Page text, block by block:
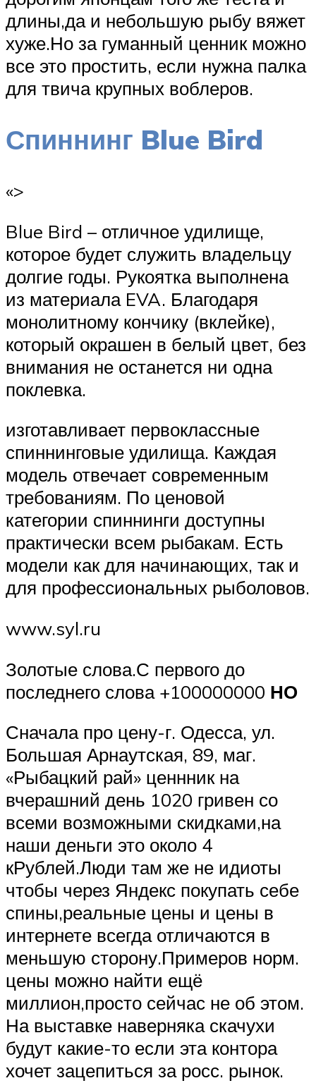
длины,да и небольшую рыбу вяжет
хуже.Но за гуманный ценник можно
все это простить, если нужна палка
для твича крупных воблеров.
Спиннинг Blue Bird
«>
Blue Bird – отличное удилище,
которое будет служить владельцу
долгие годы. Рукоятка выполнена
из материала EVA. Благодаря
монолитному кончику (вклейке),
который окрашен в белый цвет, без
внимания не останется ни одна
поклевка.
изготавливает первоклассные
спиннинговые удилища. Каждая
модель отвечает современным
требованиям. По ценовой
категории спиннинги доступны
практически всем рыбакам. Есть
модели как для начинающих, так и
для профессиональных рыболовов.
www.syl.ru
Золотые слова.С первого до
последнего слова +100000000 НО
Сначала про цену-г. Одесса, ул.
Большая Арнаутская, 89, маг.
«Рыбацкий рай» ценнник на
вчерашний день 1020 гривен со
всеми возможными скидками,на
наши деньги это около 4
кРублей.Люди там же не идиоты
чтобы через Яндекс покупать себе
спины,реальные цены и цены в
интернете всегда отличаются в
меньшую сторону.Примеров норм.
цены можно найти ещё
миллион,просто сейчас не об этом.
На выставке наверняка скачухи
будут какие-то если эта контора
хочет зацепиться за росс. рынок.